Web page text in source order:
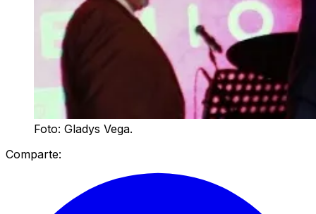
Foto: Gladys Vega.
Comparte: